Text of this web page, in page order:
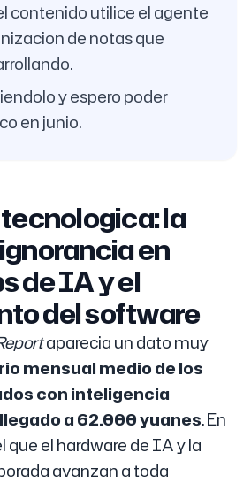
contenido utilice el agente
de notas que
y espero poder
en junio.
tecnologica: la
en
de IA y el
del software
aparecia un dato muy
mensual medio de los
con inteligencia
a 62.000 yuanes. En
que el hardware de IA y la
avanzan a toda